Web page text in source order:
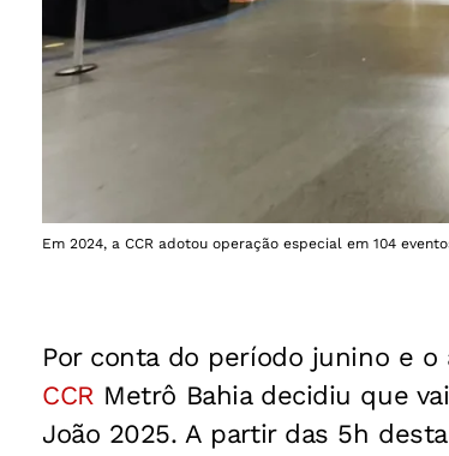
Em 2024, a CCR adotou operação especial em 104
Por conta do período junino e
CCR Metrô Bahia decidiu que
João 2025. A partir das 5h